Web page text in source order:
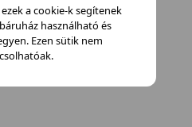
a cookie-k segítenek
használható és
Ezen sütik nem